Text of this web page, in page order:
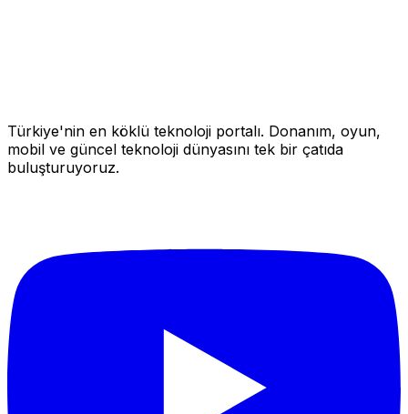
Türkiye'nin en köklü teknoloji portalı. Donanım, oyun,
mobil ve güncel teknoloji dünyasını tek bir çatıda
buluşturuyoruz.